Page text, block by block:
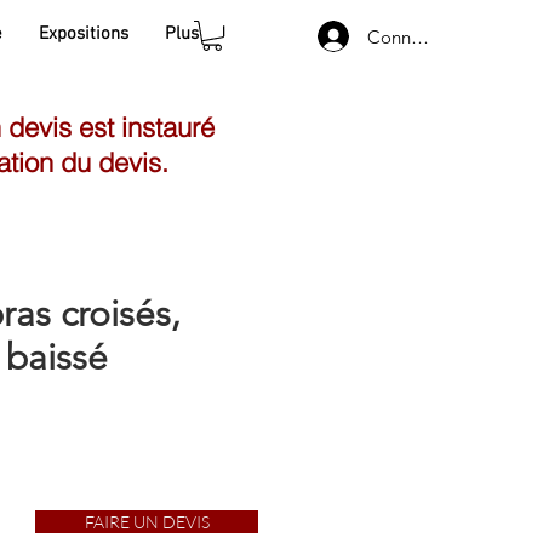
Expositions Plus Connexion
croisés,
est instauré
du devis.
FAIRE UN DEVIS